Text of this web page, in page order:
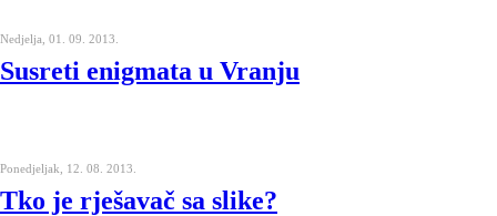
Nedjelja, 01. 09. 2013.
Susreti enigmata u Vranju
Ponedjeljak, 12. 08. 2013.
Tko je rješavač sa slike?